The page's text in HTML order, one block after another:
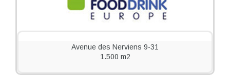
Avenue des Nerviens 9-31
1.500 m2